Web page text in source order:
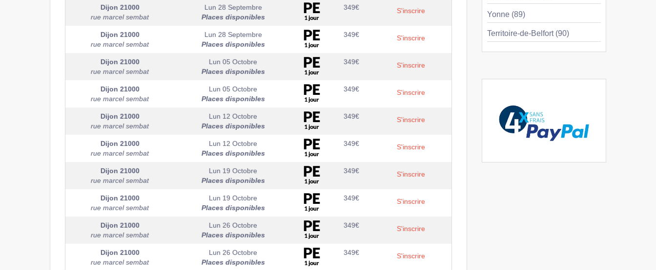
Dijon 21000
rue marcel sembat
Lun 28 Septembre
Places disponibles
349€ S'inscrire
Dijon 21000
rue marcel sembat
Lun 28 Septembre
Places disponibles
349€ S'inscrire
Dijon 21000
rue marcel sembat
Lun 05 Octobre
Places disponibles
349€ S'inscrire
Dijon 21000
rue marcel sembat
Lun 05 Octobre
Places disponibles
349€ S'inscrire
Dijon 21000
rue marcel sembat
Lun 12 Octobre
Places disponibles
349€ S'inscrire
Dijon 21000
rue marcel sembat
Lun 12 Octobre
Places disponibles
349€ S'inscrire
Dijon 21000
rue marcel sembat
Lun 19 Octobre
Places disponibles
349€ S'inscrire
Dijon 21000
rue marcel sembat
Lun 19 Octobre
Places disponibles
349€ S'inscrire
Dijon 21000
rue marcel sembat
Lun 26 Octobre
Places disponibles
349€ S'inscrire
Dijon 21000
rue marcel sembat
Lun 26 Octobre
Places disponibles
349€ S'inscrire
Yonne (89)
Territoire-de-Belfort (90)